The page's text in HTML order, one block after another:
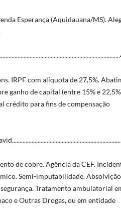
Esperança (Aquidauana/MS).
IRPF com alíquota de 27,5%.
ganho de capital (entre 15% e
crédito para fins de compensação
de cobre. Agência da CEF.
Semi-imputabilidade. Absolvição
Tratamento ambulatorial
e Outras Drogas, ou em entidade